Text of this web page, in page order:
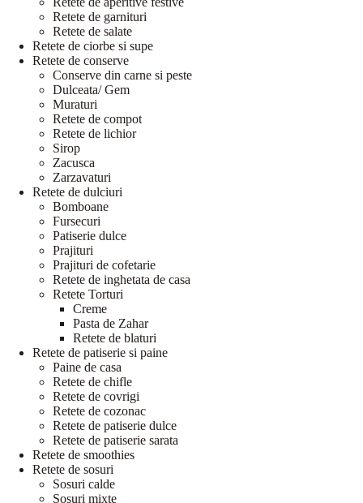
Retete de garnituri
Retete de salate
Retete de ciorbe si supe
Retete de conserve
Conserve din carne si peste
Dulceata/ Gem
Muraturi
Retete de compot
Retete de lichior
Sirop
Zacusca
Zarzavaturi
Retete de dulciuri
Bomboane
Fursecuri
Patiserie dulce
Prajituri
Prajituri de cofetarie
Retete de inghetata de casa
Retete Torturi
Creme
Pasta de Zahar
Retete de blaturi
Retete de patiserie si paine
Paine de casa
Retete de chifle
Retete de covrigi
Retete de cozonac
Retete de patiserie dulce
Retete de patiserie sarata
Retete de smoothies
Retete de sosuri
Sosuri calde
Sosuri mixte